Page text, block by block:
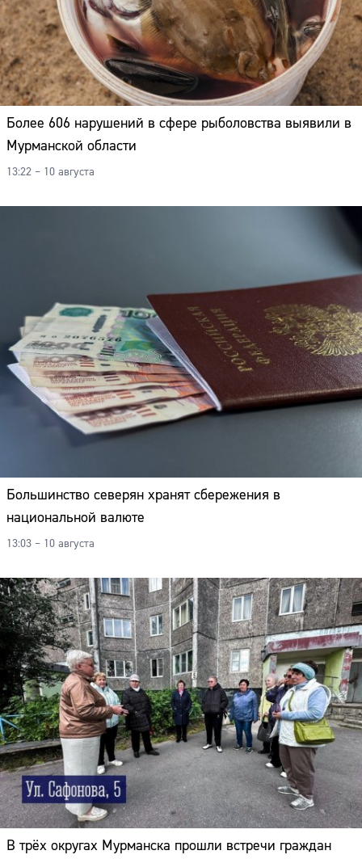
Более 606 нарушений в сфере рыболовства выявили в
Мурманской области
13:22 – 10 августа
Большинство северян хранят сбережения в
национальной валюте
13:03 – 10 августа
В трёх округах Мурманска прошли встречи граждан